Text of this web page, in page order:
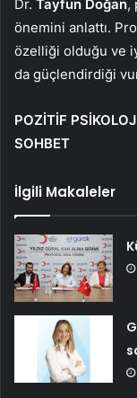
Dr. Tayfun Doğan,
önemini anlattı.
özelliği olduğu ve
da güçlendirdiği
POZİTİF
SOHBET
İlgili Makaleler